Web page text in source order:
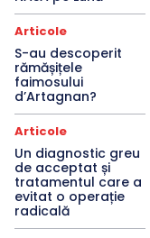
Articole
S-au descoperit
rămășițele
faimosului
d’Artagnan?
Articole
Un diagnostic greu
de acceptat și
tratamentul care a
evitat o operație
radicală